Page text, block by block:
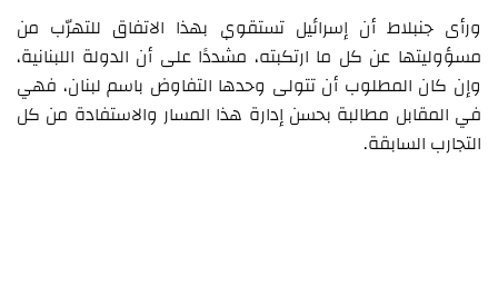
ورأى جنبلاط أن إسرائيل تستقوي بهذا الاتفاق للتهرّب من
مسؤوليتها عن كل ما ارتكبته، مشددًا على أن الدولة اللبنانية،
وإن كان المطلوب أن تتولى وحدها التفاوض باسم لبنان، فهي
في المقابل مطالبة بحسن إدارة هذا المسار والاستفادة من كل
التجارب السابقة.